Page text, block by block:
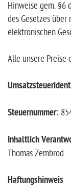
Hinweise gem. §6
des Gesetzes
elektronischen
Alle unsere Preise
Steuernummer:
Inhaltlich
Thomas Zembrod
Haftungshinweis